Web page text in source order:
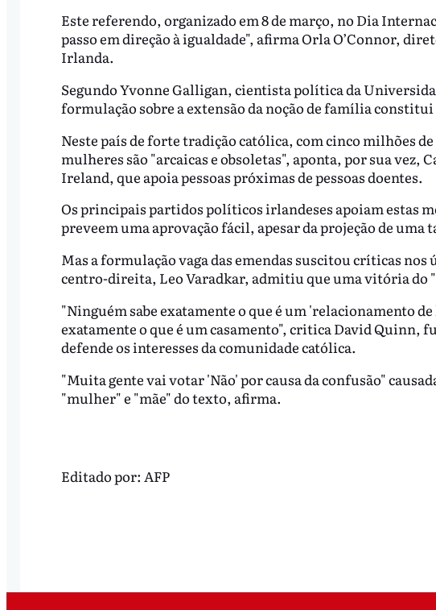
Este referendo, organizado em 8 de março, no Dia
passo em direção à igualdade", afirma Orla O’Connor,
Irlanda.
Segundo Yvonne Galligan, cientista política da
formulação sobre a extensão da noção de família
Neste país de forte tradição católica, com cinco milhões
mulheres são "arcaicas e obsoletas", aponta, por sua vez,
Ireland, que apoia pessoas próximas de pessoas doentes.
Os principais partidos políticos irlandeses apoiam estas
preveem uma aprovação fácil, apesar da projeção de uma
Mas a formulação vaga das emendas suscitou críticas
centro-direita, Leo Varadkar, admitiu que uma vitória do
"Ninguém sabe exatamente o que é um 'relacionamento
exatamente o que é um casamento", critica David
defende os interesses da comunidade católica.
"Muita gente vai votar 'Não' por causa da confusão"
"mulher" e "mãe" do texto, afirma.
Editado por: AFP